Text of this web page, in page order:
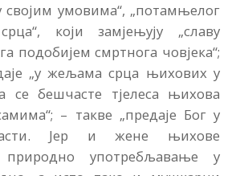
својим умовима“, „потамњелог
који замјењују „славу
подобијем смртнога човјека“;
„у жељама срца њихових у
се бешчасте тјелеса њихова
– такве „предаје Бог у
Јер и жене њихове
природно употребљавање у